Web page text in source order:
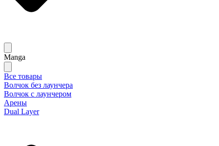
Manga
Все товары
Волчок без лаунчера
Волчок с лаунчером
Арены
Dual Layer